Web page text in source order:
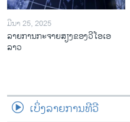
ມີນາ 25, 2025
ລາຍການກະຈາຍສຽງຂອງວີໂອເອ
ລາວ
ເບິ່ງລາຍການທີວີ